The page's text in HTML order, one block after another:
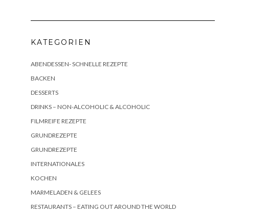
KATEGORIEN
ABENDESSEN- SCHNELLE REZEPTE
BACKEN
DESSERTS
DRINKS – NON-ALCOHOLIC & ALCOHOLIC
FILMREIFE REZEPTE
GRUNDREZEPTE
GRUNDREZEPTE
INTERNATIONALES
KOCHEN
MARMELADEN & GELEES
RESTAURANTS – EATING OUT AROUND THE WORLD